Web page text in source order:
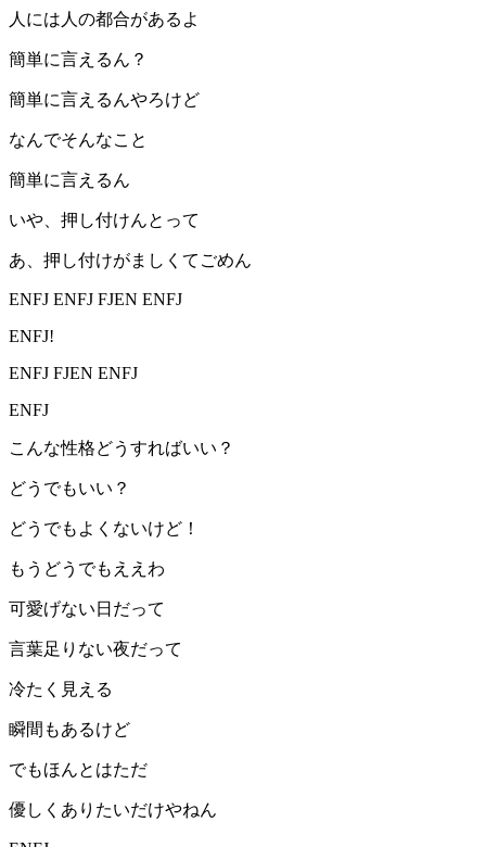
人には人の都合があるよ
簡単に言えるん？
簡単に言えるんやろけど
なんでそんなこと
簡単に言えるん
いや、押し付けんとって
あ、押し付けがましくてごめん
ENFJ ENFJ FJEN ENFJ
ENFJ!
ENFJ FJEN ENFJ
ENFJ
こんな性格どうすればいい？
どうでもいい？
どうでもよくないけど！
もうどうでもええわ
可愛げない日だって
言葉足りない夜だって
冷たく見える
瞬間もあるけど
でもほんとはただ
優しくありたいだけやねん